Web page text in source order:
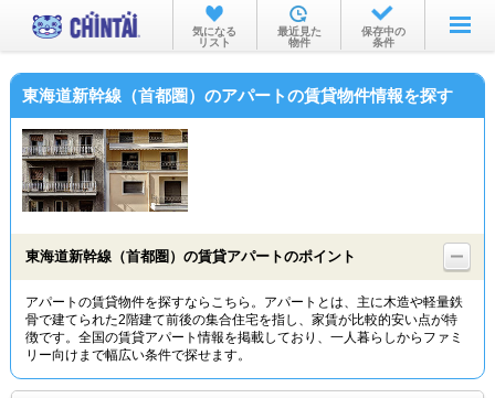
お部屋を探す
沿線・駅から
物件特集から
TOP
気になる
リスト
最近見た
物件
保存中の
条件
東海道新幹線（首都圏）のアパートの賃貸物件情報を探す
東海道新幹線（首都圏）の賃貸アパートのポイント
アパートの賃貸物件を探すならこちら。アパートとは、主に木造や軽量鉄
骨で建てられた2階建て前後の集合住宅を指し、家賃が比較的安い点が特
徴です。全国の賃貸アパート情報を掲載しており、一人暮らしからファミ
リー向けまで幅広い条件で探せます。